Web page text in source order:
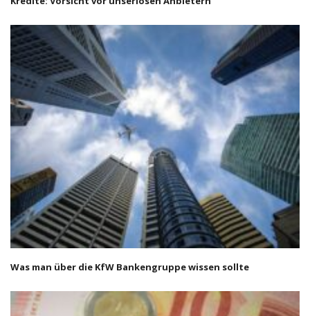
Was man über die KfW Bankengruppe wissen sollte